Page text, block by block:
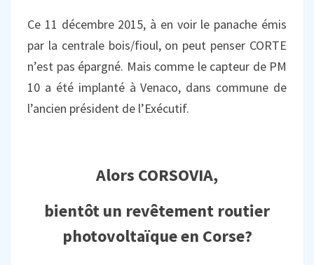
Ce 11 décembre 2015, à en voir le panache émis
par la centrale bois/fioul, on peut penser CORTE
n’est pas épargné. Mais comme le capteur de PM
10 a été implanté à Venaco, dans commune de
l’ancien président de l’Exécutif.
Alors CORSOVIA,
bientôt un revêtement routier
photovoltaïque en Corse?